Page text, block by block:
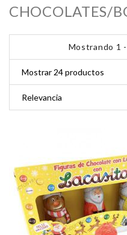
CHOCOLATES/
Mostrando 1